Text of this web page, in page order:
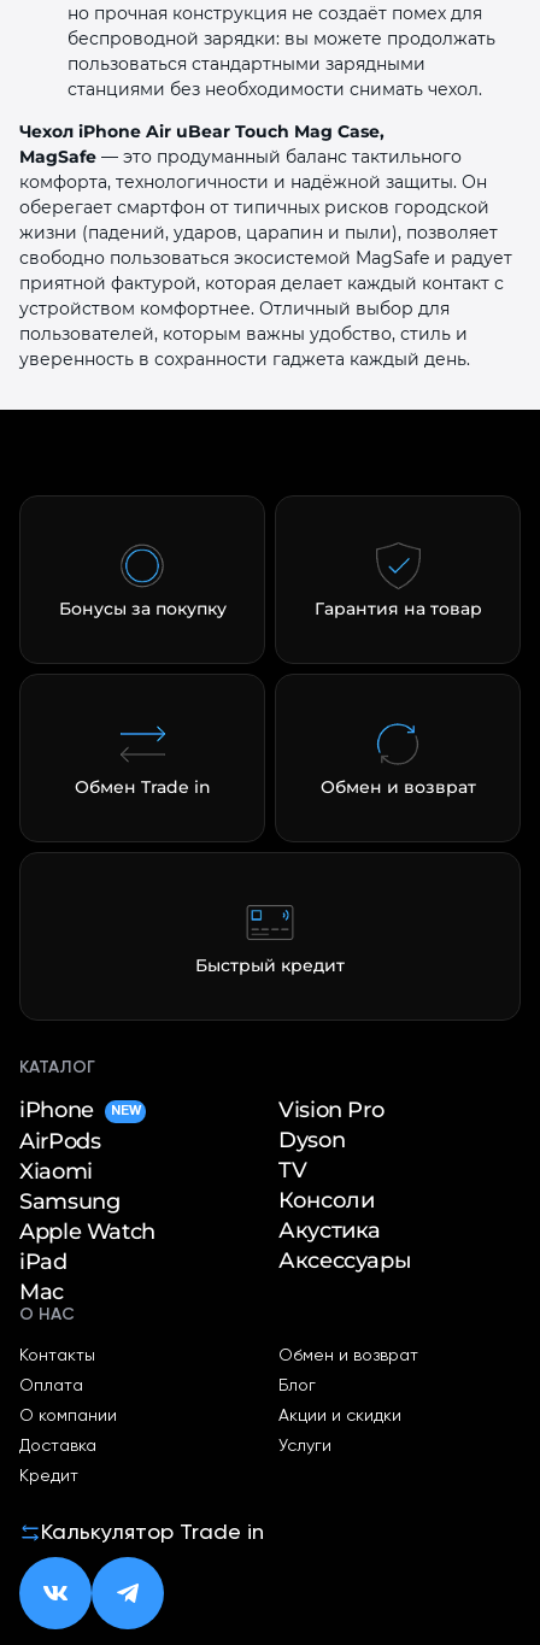
но прочная конструкция не создаёт помех для
беспроводной зарядки: вы можете продолжать
пользоваться стандартными зарядными
станциями без необходимости снимать чехол.
Чехол iPhone Air uBear Touch Mag Case,
MagSafe — это продуманный баланс тактильного
комфорта, технологичности и надёжной защиты. Он
оберегает смартфон от типичных рисков городской
жизни (падений, ударов, царапин и пыли), позволяет
свободно пользоваться экосистемой MagSafe и радует
приятной фактурой, которая делает каждый контакт с
устройством комфортнее. Отличный выбор для
пользователей, которым важны удобство, стиль и
уверенность в сохранности гаджета каждый день.
Бонусы за покупку Гарантия на товар
Обмен Trade in Обмен и возврат
Быстрый кредит
КАТАЛОГ
iPhone NEW
AirPods
Xiaomi
Samsung
Apple Watch
iPad
Mac
Vision Pro
Dyson
TV
Консоли
Акустика
Аксессуары
О НАС
Контакты
Оплата
О компании
Доставка
Кредит
Обмен и возврат
Блог
Акции и скидки
Услуги
Калькулятор Trade in